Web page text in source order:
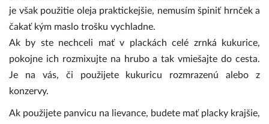
je však použitie oleja praktickejšie, nemusím špiniť hrnček a
čakať kým maslo trošku vychladne.
Ak by ste nechceli mať v plackách celé zrnká kukurice,
pokojne ich rozmixujte na hrubo a tak vmiešajte do cesta.
Je na vás, či použijete kukuricu rozmrazenú alebo z
konzervy.
Ak použijete panvicu na lievance, budete mať placky krajšie,